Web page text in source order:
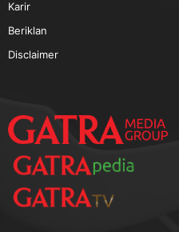
TERPOPULER